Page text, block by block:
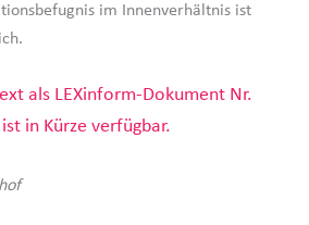
im Innenverhältnis ist
als LEXinform-Dokument Nr.
in Kürze verfügbar.